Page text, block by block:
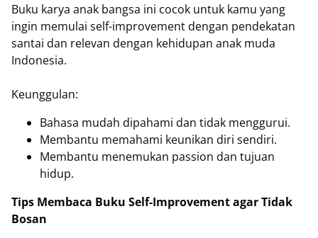
Buku karya anak bangsa ini cocok untuk kamu yang
ingin memulai self-improvement dengan pendekatan
santai dan relevan dengan kehidupan anak muda
Indonesia.
Keunggulan:
Bahasa mudah dipahami dan tidak menggurui.
Membantu memahami keunikan diri sendiri.
Membantu menemukan passion dan tujuan
hidup.
Tips Membaca Buku Self-Improvement agar Tidak
Bosan